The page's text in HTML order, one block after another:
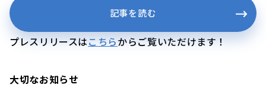
記事を読む
プレスリリースはこちらからご覧いただけます！
大切なお知らせ